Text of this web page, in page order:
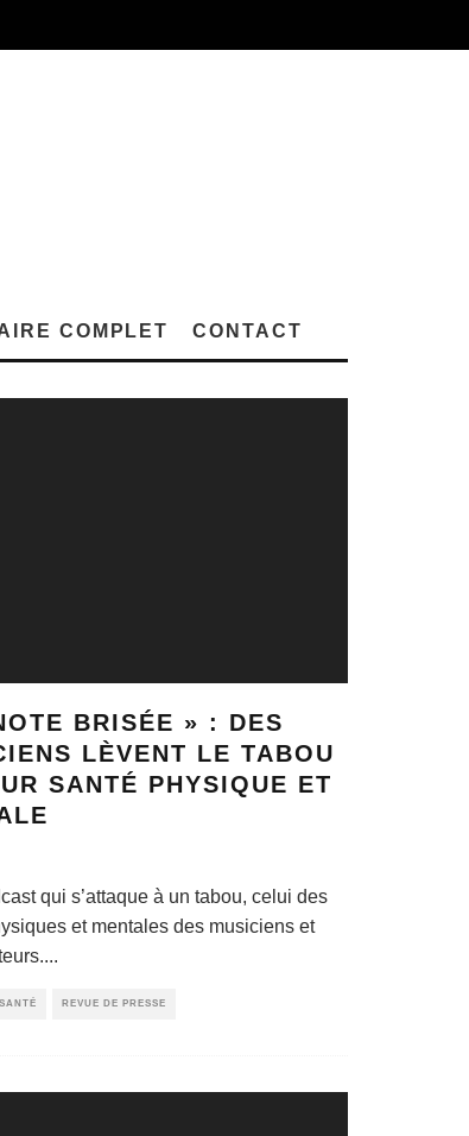
COMPLET CONTACT
BRISÉE » : DES
LÈVENT LE TABOU
SANTÉ PHYSIQUE ET
qui s’attaque à un tabou, celui des
et mentales des musiciens et
...
REVUE DE PRESSE